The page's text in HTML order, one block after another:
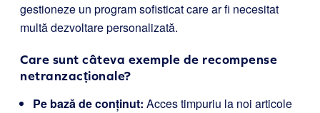
gestioneze un program sofisticat care ar fi necesitat
multă dezvoltare personalizată.
Care sunt câteva exemple de recompense
netranzacționale?
Pe bază de conținut: Acces timpuriu la noi articole